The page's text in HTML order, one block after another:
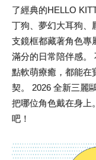
了經典的HELLO
丁狗、夢幻大耳狗、
支鏡框都藏著角色
滿分的日常陪伴感。
點軟萌療癒，都能在
契。 2026 全新三麗
把哪位角色戴在身上
吧！